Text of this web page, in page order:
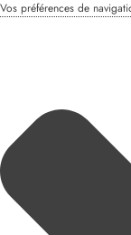
Vos préférences de